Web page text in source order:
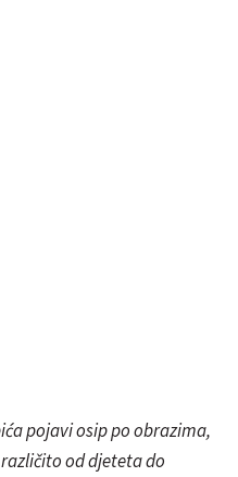
pojavi osip po obrazima,
od djeteta do